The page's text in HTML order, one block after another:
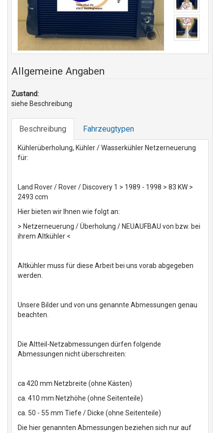
Allgemeine Angaben
Zustand:
siehe Beschreibung
Beschreibung Fahrzeugtypen
Kühlerüberholung, Kühler / Wasserkühler Netzerneuerung
für:
Land Rover / Rover / Discovery 1 > 1989 - 1998 > 83 KW >
2493 ccm
Hier bieten wir Ihnen wie folgt an:
> Netzerneuerung / Überholung / NEUAUFBAU von bzw. bei
ihrem Altkühler <
Altkühler muss für diese Arbeit bei uns vorab abgegeben
werden.
Unsere Bilder und von uns genannte Abmessungen genau
beachten.
Die Altteil-Netzabmessungen dürfen folgende
Abmessungen nicht überschreiten:
ca 420 mm Netzbreite (ohne Kästen)
ca. 410 mm Netzhöhe (ohne Seitenteile)
ca. 50 - 55 mm Tiefe / Dicke (ohne Seitenteile)
Die hier genannten Abmessungen beziehen sich nur auf